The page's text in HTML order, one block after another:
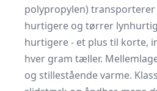
polypropylen)
hurtigere og tørrer
hurtigere - et plus til korte,
hver gram tæller.
og stillestående varme.